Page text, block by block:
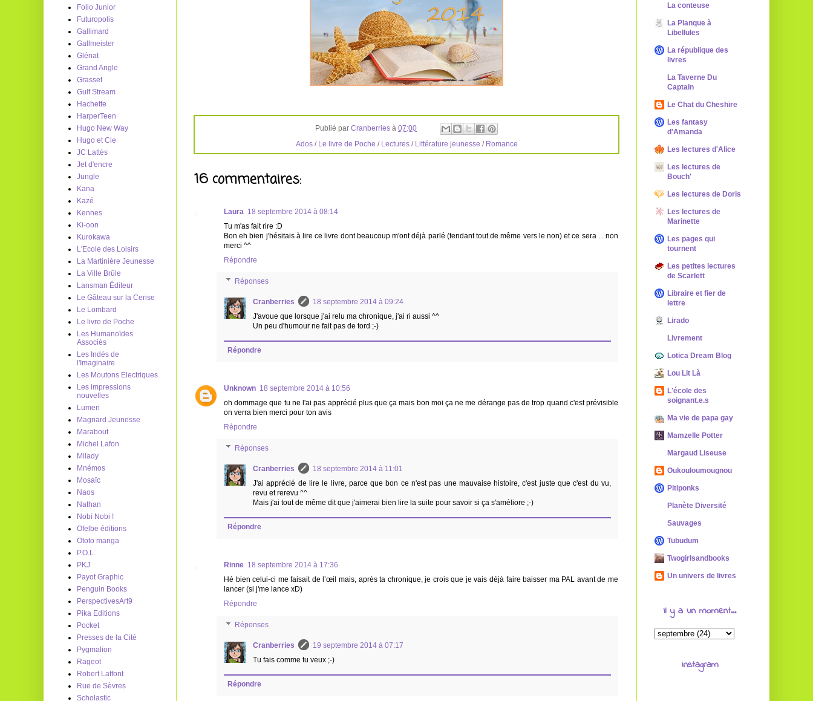
Publié par Cranberries à 07:00
Ados/ Le livre de Poche / Lectures/ Littérature jeunesse / Romance
16 commentaires:
Laura 18 septembre 2014 à 08:14
Tu m'as fait rire :D
Bon eh bien j'hésitais à lire ce livre dont beaucoup m'ont déjà parlé (tendant tout de même vers le non) et ce sera ... non
merci ^^
Répondre
Réponses
Cranberries
18 septembre 2014 à 09:24
J'avoue que lorsque j'ai relu ma chronique, j'ai ri aussi ^^
Un peu d'humour ne fait pas de tord ;-)
Répondre
Unknown 18 septembre 2014 à 10:56
oh dommage que tu ne l'ai pas apprécié plus que ça mais bon moi ça ne me dérange pas de trop quand c'est prévisible
on verra bien merci pour ton avis
Répondre
Réponses
Cranberries
18 septembre 2014 à 11:01
J'ai apprécié de lire le livre, parce que bon ce n'est pas une mauvaise histoire, c'est juste que c'est du vu,
revu et rerevu ^^
Mais j'ai tout de même dit que j'aimerai bien lire la suite pour savoir si ça s'améliore ;-)
Répondre
Rinne 18 septembre 2014 à 17:36
Hé bien celui-ci me faisait de l’œil mais, après ta chronique, je crois que je vais déjà faire baisser ma PAL avant de me
lancer (si j'me lance xD)
Répondre
Réponses
Cranberries
19 septembre 2014 à 07:17
Tu fais comme tu veux ;-)
Répondre
Folio Junior
Futuropolis
Gallimard
Gallmeister
Glénat
Grand Angle
Grasset
Gulf Stream
Hachette
HarperTeen
Hugo New Way
Hugo et Cie
JC Lattès
Jet d'encre
Jungle
Kana
Kazé
Kennes
Ki-oon
Kurokawa
L'Ecole des Loisirs
La Martinière Jeunesse
La Ville Brûle
Lansman Éditeur
Le Gâteau sur la Cerise
Le Lombard
Le livre de Poche
Les Humanoïdes
Associés
Les Indés de
l'Imaginaire
Les Moutons Electriques
Les impressions
nouvelles
Lumen
Magnard Jeunesse
Marabout
Michel Lafon
Milady
Mnémos
Mosaïc
Naos
Nathan
Nobi Nobi !
Ofelbe éditions
Ototo manga
P.O.L.
PKJ
Payot Graphic
Penguin Books
PerspectivesArt9
Pika Editions
Pocket
Presses de la Cité
Pygmalion
Rageot
Robert Laffont
Rue de Sèvres
Scholastic
La conteuse
La Planque à
Libellules
La république des
livres
La Taverne Du
Captain
Le Chat du Cheshire
Les fantasy
d'Amanda
Les lectures d'Alice
Les lectures de
Bouch'
Les lectures de Doris
Les lectures de
Marinette
Les pages qui
tournent
Les petites lectures
de Scarlett
Libraire et fier de
lettre
Lirado
Livrement
Lotica Dream Blog
Lou Lit Là
L'école des
soignant.e.s
Ma vie de papa gay
Mamzelle Potter
Margaud Liseuse
Oukouloumougnou
Pitiponks
Planète Diversité
Sauvages
Tubudum
Twogirlsandbooks
Un univers de livres
Il y a un moment...
Instagram